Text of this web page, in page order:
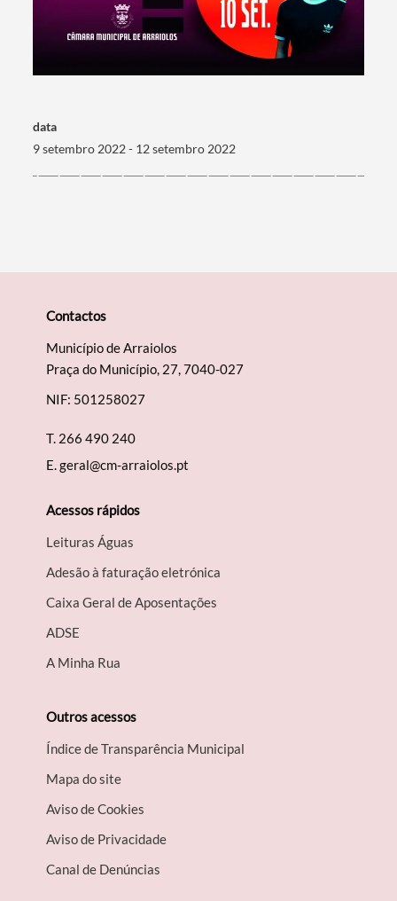
data
9 setembro 2022 - 12 setembro 2022
Contactos
Município de Arraiolos
Praça do Município, 27, 7040-027
NIF: 501258027
T. 266 490 240
E.geral@cm-arraiolos.pt
Acessos rápidos
Leituras Águas
Adesão à faturação eletrónica
Caixa Geral de Aposentações
A​DSE
A Minha Rua
Outros acessos
Índice de Transparência Municipal
Mapa do site
Aviso de Cookies
Aviso de Privacidade
Canal de Denúncias